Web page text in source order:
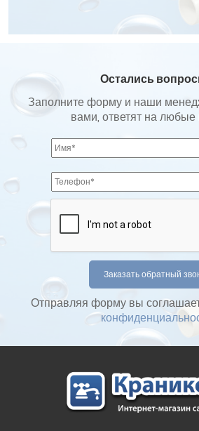
Остались
Заполните форму и наши
вами, ответят на
Отправляя форму вы